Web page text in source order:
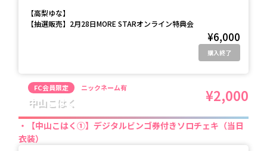
【高梨ゆな】
【抽選販売】2月28日MORE STARオンライン特典会
¥6,000
購入終了
FC会員限定 ニックネーム有
中山こはく ¥2,000
【中山こはく①】デジタルビンゴ券付きソロチェキ（当日
衣装）